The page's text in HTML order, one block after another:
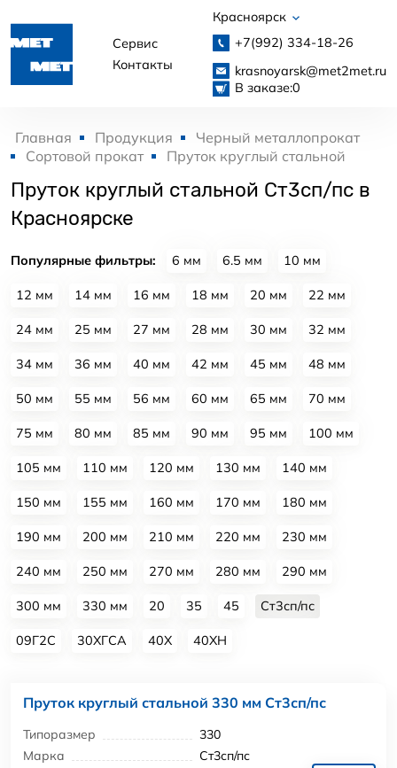
Сервис
Контакты
Красноярск
+7(992) 334-18-26
krasnoyarsk@met2met.ru
В заказе:0
Главная Продукция
Черный металлопрокат
Сортовой прокат
Пруток круглый стальной
Пруток круглый стальной Ст3сп/пс в
Красноярске
Популярные фильтры: 6 мм 6.5 мм 10 мм
12 мм 14 мм 16 мм 18 мм 20 мм 22 мм
24 мм 25 мм 27 мм 28 мм 30 мм 32 мм
34 мм 36 мм 40 мм 42 мм 45 мм 48 мм
50 мм 55 мм 56 мм 60 мм 65 мм 70 мм
75 мм 80 мм 85 мм 90 мм 95 мм 100 мм
105 мм 110 мм 120 мм 130 мм 140 мм
150 мм 155 мм 160 мм 170 мм 180 мм
190 мм 200 мм 210 мм 220 мм 230 мм
240 мм 250 мм 270 мм 280 мм 290 мм
300 мм 330 мм 20 35 45 Ст3сп/пс
09Г2С 30ХГСА 40Х 40ХН
Пруток круглый стальной 330 мм Ст3сп/пс
Типоразмер
330
Марка
Ст3сп/пс